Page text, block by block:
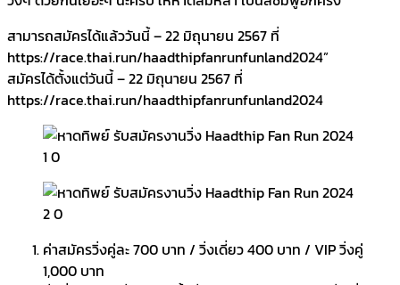
สามารถสมัครได้แล้ววันนี้ – 22 มิถุนายน 2567 ที่
https://race.thai.run/haadthipfanrunfunland2024”
สมัครได้ตั้งแต่วันนี้ – 22 มิถุนายน 2567 ที่
https://race.thai.run/haadthipfanrunfunland2024
ค่าสมัครวิ่งคู่ละ 700 บาท / วิ่งเดี่ยว 400 บาท / VIP วิ่งคู่
1,000 บาท